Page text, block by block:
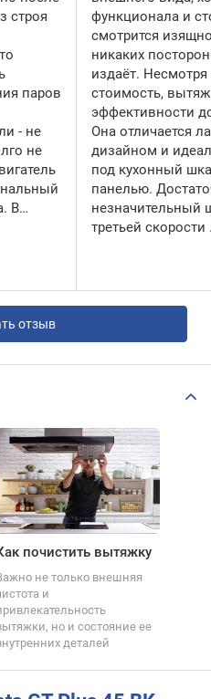
строя
паров
- не
не
В…
функционала и
смотрится
никаких
издаёт.
стоимость,
эффективности
Она отличается
дизайном и
под кухонный
панелью.
незначительный
третьей скорости
отзыв
Как почистить вытяжку
не только внешняя
и
но и состояние ее
деталей